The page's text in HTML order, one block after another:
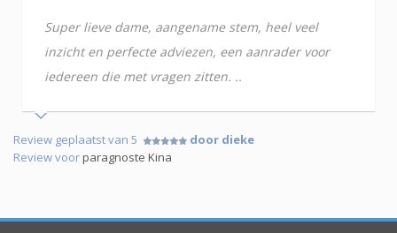
Super lieve dame, aangename stem, heel veel
inzicht en perfecte adviezen, een aanrader voor
iedereen die met vragen zitten. ..
Review geplaatst van 5
door dieke
Review voorparagnoste Kina